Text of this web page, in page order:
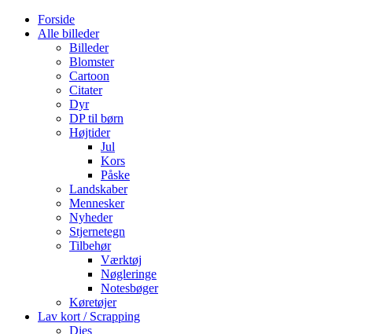
Forside
Alle billeder
Billeder
Blomster
Cartoon
Citater
Dyr
DP til børn
Højtider
Jul
Kors
Påske
Landskaber
Mennesker
Nyheder
Stjernetegn
Tilbehør
Værktøj
Nøgleringe
Notesbøger
Køretøjer
Lav kort / Scrapping
Dies